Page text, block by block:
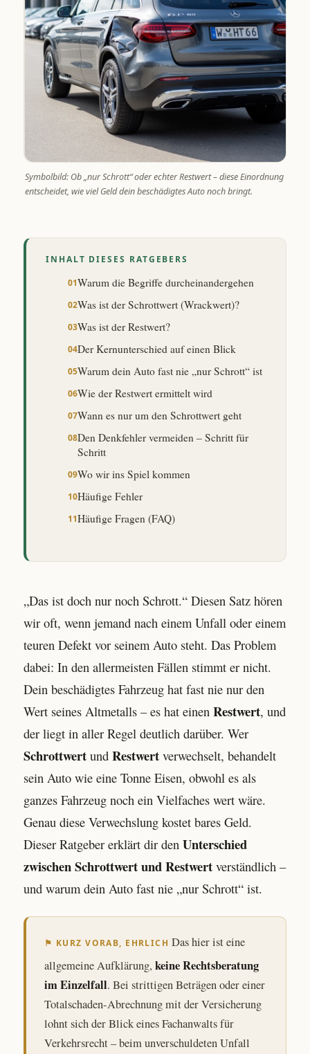
Symbolbild: Ob „nur Schrott“ oder echter Restwert – diese Einordnung
entscheidet, wie viel Geld dein beschädigtes Auto noch bringt.
INHALT DIESES RATGEBERS
Warum die Begriffe durcheinandergehen
Was ist der Schrottwert (Wrackwert)?
Was ist der Restwert?
Der Kernunterschied auf einen Blick
Warum dein Auto fast nie „nur Schrott“ ist
Wie der Restwert ermittelt wird
Wann es nur um den Schrottwert geht
Den Denkfehler vermeiden – Schritt für
Schritt
Wo wir ins Spiel kommen
Häufige Fehler
Häufige Fragen (FAQ)
„Das ist doch nur noch Schrott.“ Diesen Satz hören
wir oft, wenn jemand nach einem Unfall oder einem
teuren Defekt vor seinem Auto steht. Das Problem
dabei: In den allermeisten Fällen stimmt er nicht.
Dein beschädigtes Fahrzeug hat fast nie nur den
Wert seines Altmetalls – es hat einen Restwert, und
der liegt in aller Regel deutlich darüber. Wer
Schrottwert und Restwert verwechselt, behandelt
sein Auto wie eine Tonne Eisen, obwohl es als
ganzes Fahrzeug noch ein Vielfaches wert wäre.
Genau diese Verwechslung kostet bares Geld.
Dieser Ratgeber erklärt dir den Unterschied
zwischen Schrottwert und Restwert verständlich –
und warum dein Auto fast nie „nur Schrott“ ist.
⚑ KURZ VORAB, EHRLICH Das hier ist eine
allgemeine Aufklärung, keine Rechtsberatung
im Einzelfall. Bei strittigen Beträgen oder einer
Totalschaden-Abrechnung mit der Versicherung
lohnt sich der Blick eines Fachanwalts für
Verkehrsrecht – beim unverschuldeten Unfall